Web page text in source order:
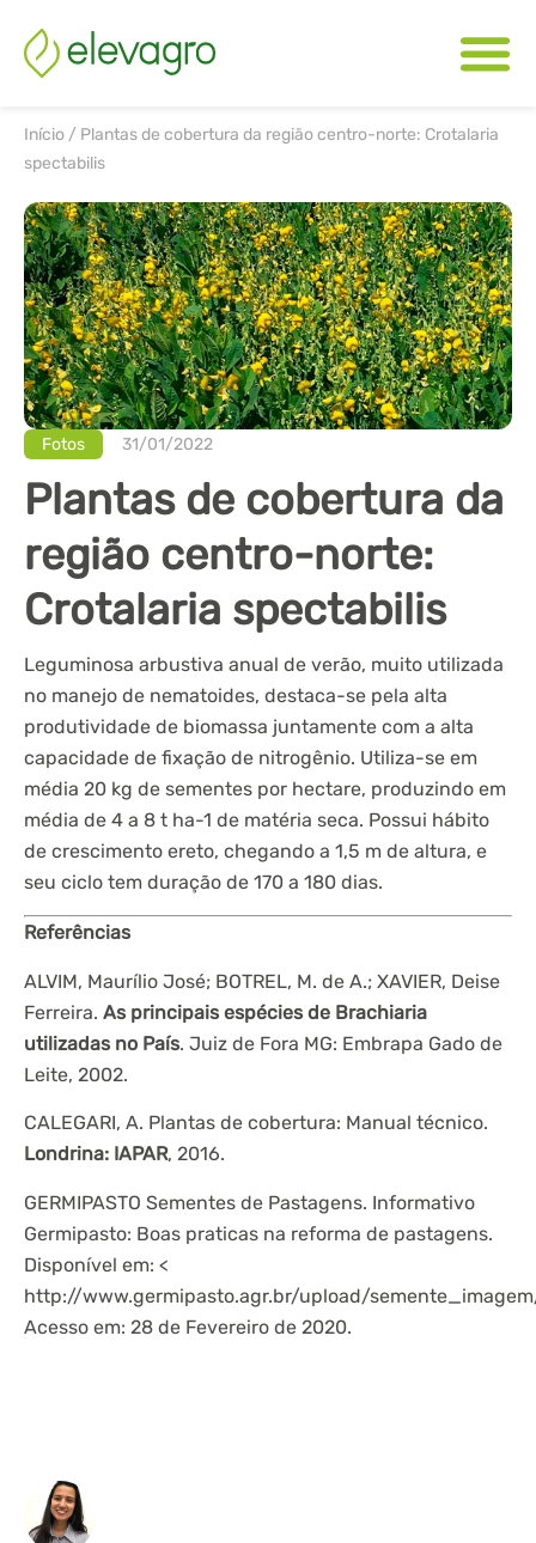
Início / Plantas de cobertura da região centro-norte: Crotalaria
spectabilis
Fotos 31/01/2022
Plantas de cobertura da
região centro-norte:
Crotalaria spectabilis
Leguminosa arbustiva anual de verão, muito utilizada
no manejo de nematoides, destaca-se pela alta
produtividade de biomassa juntamente com a alta
capacidade de fixação de nitrogênio. Utiliza-se em
média 20 kg de sementes por hectare, produzindo em
média de 4 a 8 t ha-1 de matéria seca. Possui hábito
de crescimento ereto, chegando a 1,5 m de altura, e
seu ciclo tem duração de 170 a 180 dias.
Referências
ALVIM, Maurílio José; BOTREL, M. de A.; XAVIER, Deise
Ferreira. As principais espécies de Brachiaria
utilizadas no País. Juiz de Fora MG: Embrapa Gado de
Leite, 2002.
CALEGARI, A. Plantas de cobertura: Manual técnico.
Londrina: IAPAR, 2016.
GERMIPASTO Sementes de Pastagens. Informativo
Germipasto: Boas praticas na reforma de pastagens.
Disponível em: <
http://www.germipasto.agr.br/upload/
Acesso em: 28 de Fevereiro de 2020.